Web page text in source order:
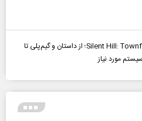
بررسی بازی Silent Hill: Townfall؛ از داستان و گیم‌پلی تا
مورد نیاز